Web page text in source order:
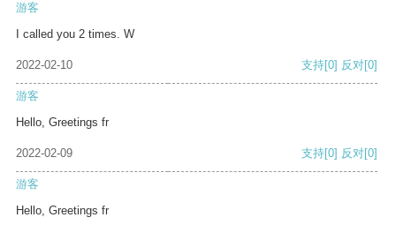
游客
I called you 2 times. W
2022-02-10 支持[0] 反对[0]
游客
Hello, Greetings fr
2022-02-09 支持[0] 反对[0]
游客
Hello, Greetings fr